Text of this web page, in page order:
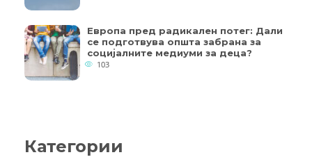
Европа пред радикален потег: Дали
се подготвува општа забрана за
социјалните медиуми за деца?
103
Категории